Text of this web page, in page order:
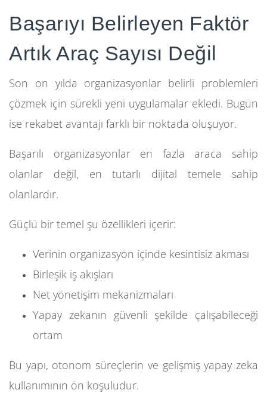
Başarıyı Belirleyen Faktör
Artık Araç Sayısı Değil
Son on yılda organizasyonlar belirli problemleri
çözmek için sürekli yeni uygulamalar ekledi. Bugün
ise rekabet avantajı farklı bir noktada oluşuyor.
Başarılı organizasyonlar en fazla araca sahip
olanlar değil, en tutarlı dijital temele sahip
olanlardır.
Güçlü bir temel şu özellikleri içerir:
Verinin organizasyon içinde kesintisiz akması
Birleşik iş akışları
Net yönetişim mekanizmaları
Yapay zekanın güvenli şekilde çalışabileceği
ortam
Bu yapı, otonom süreçlerin ve gelişmiş yapay zeka
kullanımının ön koşuludur.